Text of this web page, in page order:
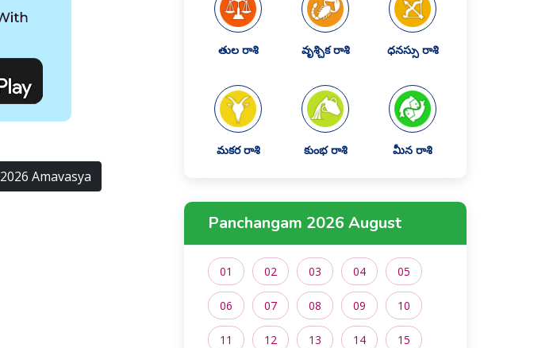
2026 Amavasya
తుల రాశి వృశ్చిక రాశి ధనస్సు రాశి
మకర రాశి కుంభ రాశి మీన రాశి
Panchangam 2026 August
01 02 03 04 05
06 07 08 09 10
11 12 13 14 15